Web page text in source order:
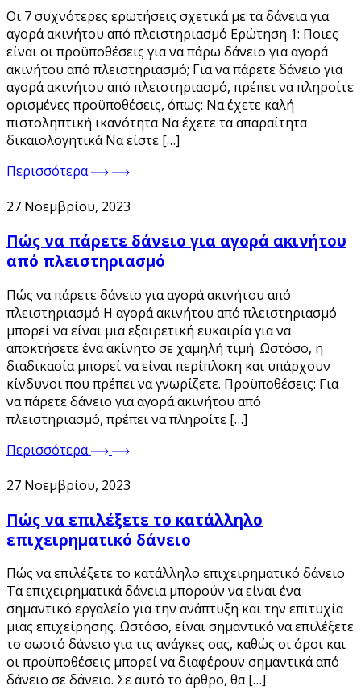
Οι 7 συχνότερες ερωτήσεις σχετικά με τα δάνεια για
αγορά ακινήτου από πλειστηριασμό Ερώτηση 1: Ποιες
είναι οι προϋποθέσεις για να πάρω δάνειο για αγορά
ακινήτου από πλειστηριασμό; Για να πάρετε δάνειο για
αγορά ακινήτου από πλειστηριασμό, πρέπει να πληροίτε
ορισμένες προϋποθέσεις, όπως: Να έχετε καλή
πιστοληπτική ικανότητα Να έχετε τα απαραίτητα
δικαιολογητικά Να είστε […]
Περισσότερα
27 Νοεμβρίου, 2023
Πώς να πάρετε δάνειο για αγορά ακινήτου
από πλειστηριασμό
Πώς να πάρετε δάνειο για αγορά ακινήτου από
πλειστηριασμό Η αγορά ακινήτου από πλειστηριασμό
μπορεί να είναι μια εξαιρετική ευκαιρία για να
αποκτήσετε ένα ακίνητο σε χαμηλή τιμή. Ωστόσο, η
διαδικασία μπορεί να είναι περίπλοκη και υπάρχουν
κίνδυνοι που πρέπει να γνωρίζετε. Προϋποθέσεις: Για
να πάρετε δάνειο για αγορά ακινήτου από
πλειστηριασμό, πρέπει να πληροίτε […]
Περισσότερα
27 Νοεμβρίου, 2023
Πώς να επιλέξετε το κατάλληλο
επιχειρηματικό δάνειο
Πώς να επιλέξετε το κατάλληλο επιχειρηματικό δάνειο
Τα επιχειρηματικά δάνεια μπορούν να είναι ένα
σημαντικό εργαλείο για την ανάπτυξη και την επιτυχία
μιας επιχείρησης. Ωστόσο, είναι σημαντικό να επιλέξετε
το σωστό δάνειο για τις ανάγκες σας, καθώς οι όροι και
οι προϋποθέσεις μπορεί να διαφέρουν σημαντικά από
δάνειο σε δάνειο. Σε αυτό το άρθρο, θα […]